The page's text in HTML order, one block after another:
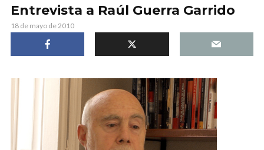
Entrevista a Raúl Guerra Garrido
18 de mayo de 2010